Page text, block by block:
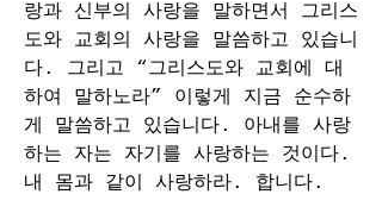
랑과 신부의 사랑을 말하면서 그리스
도와 교회의 사랑을 말씀하고 있습니
다. 그리고 “그리스도와 교회에 대
하여 말하노라” 이렇게 지금 순수하
게 말씀하고 있습니다. 아내를 사랑
하는 자는 자기를 사랑하는 것이다.
내 몸과 같이 사랑하라. 합니다.